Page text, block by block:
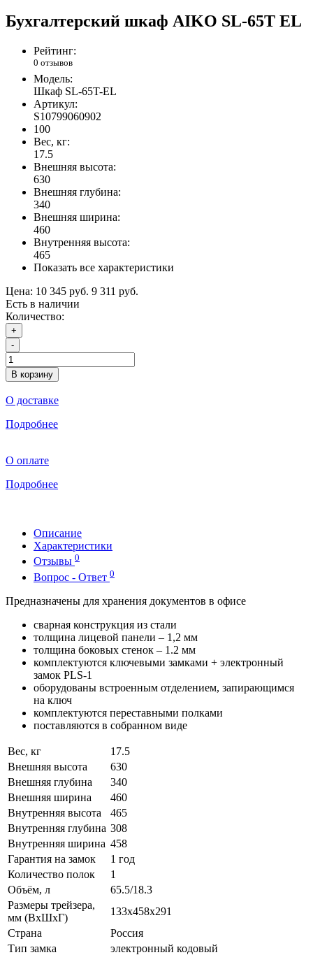
Бухгалтерский шкаф AIKO SL-65Т EL
Рейтинг:
0 отзывов
Модель:
Шкаф SL-65T-EL
Артикул:
S10799060902
100
Вес, кг:
17.5
Внешняя высота:
630
Внешняя глубина:
340
Внешняя ширина:
460
Внутренняя высота:
465
Показать все характеристики
Цена: 10 345 руб. 9 311 руб.
Есть в наличии
Количество:
+
-
В корзину
О доставке
Подробнее
О оплате
Подробнее
Описание
Характеристики
Отзывы 0
Вопрос - Ответ 0
Предназначены для хранения документов в офисе
сварная конструкция из стали
толщина лицевой панели – 1,2 мм
толщина боковых стенок – 1.2 мм
комплектуются ключевыми замками + электронный
замок PLS-1
оборудованы встроенным отделением, запирающимся
на ключ
комплектуются переставными полками
поставляются в собранном виде
Вес, кг
17.5
Внешняя высота
630
Внешняя глубина
340
Внешняя ширина
460
Внутренняя высота
465
Внутренняя глубина 308
Внутренняя ширина 458
Гарантия на замок
1 год
Количество полок
1
Объём, л
65.5/18.3
Размеры трейзера,
мм (ВхШхГ)
133x458x291
Страна
Россия
Тип замка
электронный кодовый